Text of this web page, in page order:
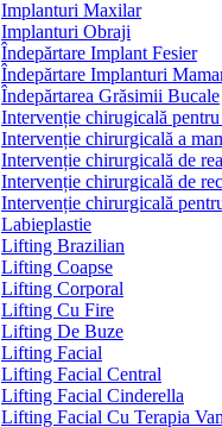
Implanturi Maxilar
Implanturi Obraji
Îndepărtare Implant Fesier
Îndepărtare Implanturi
Îndepărtarea Grăsimii Bucale
Intervenție chirugicală
Intervenție chirurgicală a
Intervenție chirurgicală de
Intervenție chirurgicală de
Intervenție chirurgicală
Labieplastie
Lifting Brazilian
Lifting Coapse
Lifting Corporal
Lifting Cu Fire
Lifting De Buze
Lifting Facial
Lifting Facial Central
Lifting Facial Cinderella
Lifting Facial Cu Terapia